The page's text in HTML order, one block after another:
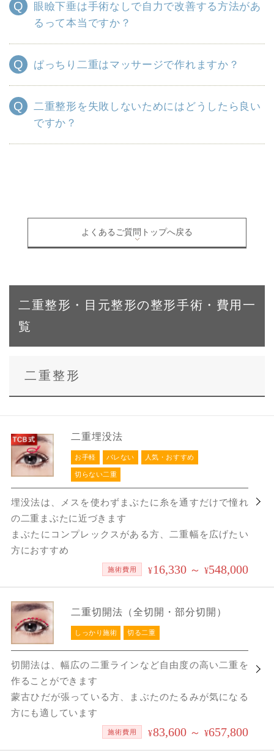
眼瞼下垂は手術なしで自力で改善する方法があ
るって本当ですか？
ぱっちり二重はマッサージで作れますか？
二重整形を失敗しないためにはどうしたら良い
ですか？
よくあるご質問トップへ戻る
二重整形・目元整形の整形手術・費用一
覧
二重整形
二重埋没法
お手軽 バレない 人気・おすすめ
切らない二重
埋没法は、メスを使わずまぶたに糸を通すだけで憧れ
の二重まぶたに近づきます
まぶたにコンプレックスがある方、二重幅を広げたい
方におすすめ
施術費用 ¥ 16,330 ～ ¥548,000
二重切開法（全切開・部分切開）
しっかり施術 切る二重
切開法は、幅広の二重ラインなど自由度の高い二重を
作ることができます
蒙古ひだが張っている方、まぶたのたるみが気になる
方にも適しています
施術費用 ¥83,600 ～ ¥657,800